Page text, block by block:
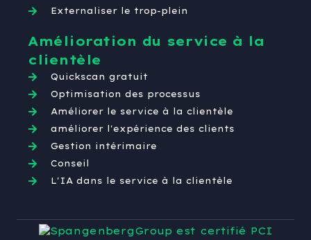
Externaliser le trop-plein
Amélioration du service à la
clientèle
Quickscan gratuit
Optimisation des processus
Améliorer le service à la clientèle
améliorer l'expérience des clients
Gestion intérimaire
Conseil
L'IA dans le service à la clientèle